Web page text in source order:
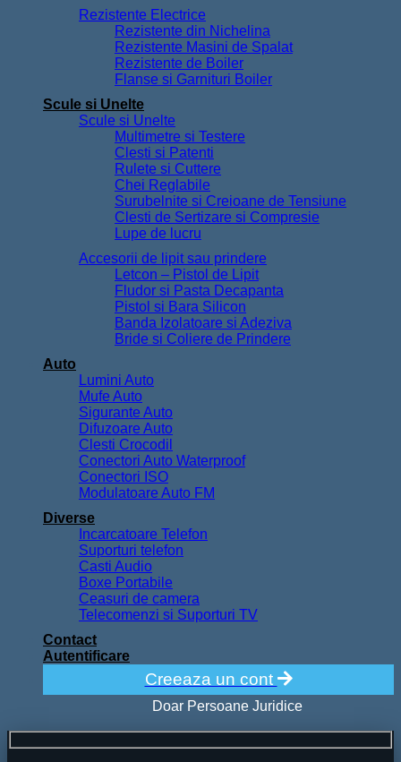
Rezistente Electrice
Rezistente din Nichelina
Rezistente Masini de Spalat
Rezistente de Boiler
Flanse si Garnituri Boiler
Scule si Unelte
Scule si Unelte
Multimetre si Testere
Clesti si Patenti
Rulete si Cuttere
Chei Reglabile
Surubelnite si Creioane de Tensiune
Clesti de Sertizare si Compresie
Lupe de lucru
Accesorii de lipit sau prindere
Letcon – Pistol de Lipit
Fludor si Pasta Decapanta
Pistol si Bara Silicon
Banda Izolatoare si Adeziva
Bride si Coliere de Prindere
Auto
Lumini Auto
Mufe Auto
Sigurante Auto
Difuzoare Auto
Clesti Crocodil
Conectori Auto Waterproof
Conectori ISO
Modulatoare Auto FM
Diverse
Incarcatoare Telefon
Suporturi telefon
Casti Audio
Boxe Portabile
Ceasuri de camera
Telecomenzi si Suporturi TV
Contact
Autentificare
Creeaza un cont
Doar Persoane Juridice